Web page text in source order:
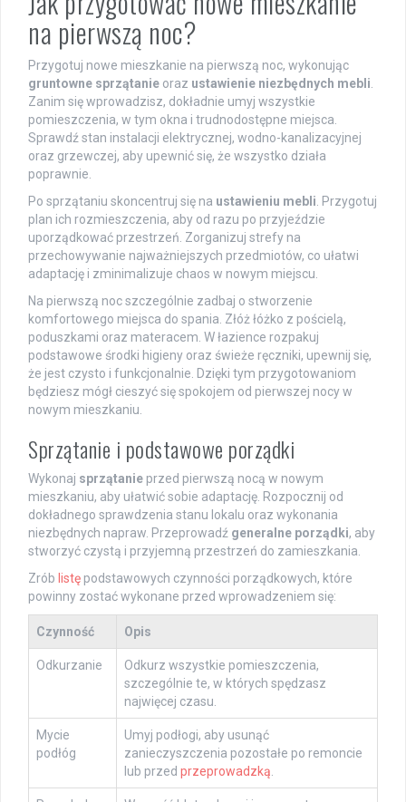
na pierwszą noc?
Przygotuj nowe mieszkanie na pierwszą noc, wykonując
gruntowne sprzątanie oraz ustawienie niezbędnych mebli.
Zanim się wprowadzisz, dokładnie umyj wszystkie
pomieszczenia, w tym okna i trudnodostępne miejsca.
Sprawdź stan instalacji elektrycznej, wodno-kanalizacyjnej
oraz grzewczej, aby upewnić się, że wszystko działa
poprawnie.
Po sprzątaniu skoncentruj się na ustawieniu mebli. Przygotuj
plan ich rozmieszczenia, aby od razu po przyjeździe
uporządkować przestrzeń. Zorganizuj strefy na
przechowywanie najważniejszych przedmiotów, co ułatwi
adaptację i zminimalizuje chaos w nowym miejscu.
Na pierwszą noc szczególnie zadbaj o stworzenie
komfortowego miejsca do spania. Złóż łóżko z pościelą,
poduszkami oraz materacem. W łazience rozpakuj
podstawowe środki higieny oraz świeże ręczniki, upewnij się,
że jest czysto i funkcjonalnie. Dzięki tym przygotowaniom
będziesz mógł cieszyć się spokojem od pierwszej nocy w
nowym mieszkaniu.
Sprzątanie i podstawowe porządki
Wykonaj sprzątanie przed pierwszą nocą w nowym
mieszkaniu, aby ułatwić sobie adaptację. Rozpocznij od
dokładnego sprawdzenia stanu lokalu oraz wykonania
niezbędnych napraw. Przeprowadź generalne porządki, aby
stworzyć czystą i przyjemną przestrzeń do zamieszkania.
Zrób listę podstawowych czynności porządkowych, które
powinny zostać wykonane przed wprowadzeniem się:
Czynność Opis
Odkurzanie
Odkurz wszystkie pomieszczenia,
szczególnie te, w których spędzasz
najwięcej czasu.
Mycie
podłóg
Umyj podłogi, aby usunąć
zanieczyszczenia pozostałe po remoncie
lub przed przeprowadzką.